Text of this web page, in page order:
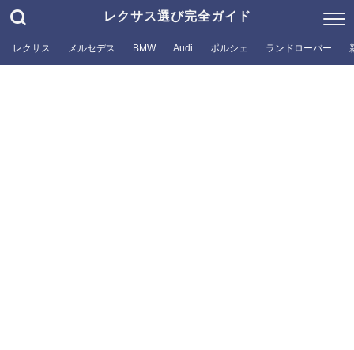
レクサス選び完全ガイド
レクサス メルセデス BMW Audi ポルシェ ランドローバー